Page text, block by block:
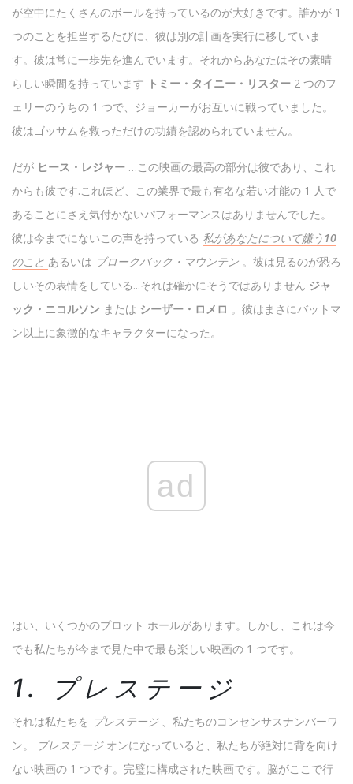
が空中にたくさんのボールを持っているのが大好きです。誰かが 1
つのことを担当するたびに、彼は別の計画を実行に移していま
す。彼は常に一歩先を進んでいます。それからあなたはその素晴
らしい瞬間を持っています トミー・タイニー・リスター 2 つのフ
ェリーのうちの 1 つで、ジョーカーがお互いに戦っていました。
彼はゴッサムを救っただけの功績を認められていません。
だが ヒース・レジャー …この映画の最高の部分は彼であり、これ
からも彼です.これほど、この業界で最も有名な若い才能の 1 人で
あることにさえ気付かないパフォーマンスはありませんでした。
彼は今までにないこの声を持っている 私があなたについて嫌う10
のこと あるいは ブロークバック・マウンテン 。彼は見るのが恐ろ
しいその表情をしている...それは確かにそうではありません ジャ
ック・ニコルソン または シーザー・ロメロ 。彼はまさにバットマ
ン以上に象徴的なキャラクターになった。
ad
はい、いくつかのプロット ホールがあります。しかし、これは今
でも私たちが今まで見た中で最も楽しい映画の 1 つです。
1. プレステージ
それは私たちを プレステージ、私たちのコンセンサスナンバーワ
ン。
プレステージオンになっていると、私たちが絶対に背を向け
ない映画の 1 つです。完璧に構成された映画です。脳がここで行